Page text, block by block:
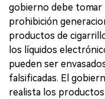
gobierno debe tomar
prohibición
productos de
los líquidos
pueden ser
falsificadas. El
realista los